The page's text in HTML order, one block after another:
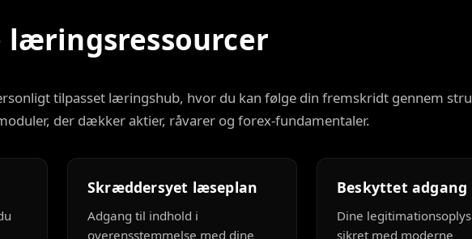
læringsressourcer
tilpasset læringshub, hvor du kan følge din fremskridt gennem
der dækker aktier, råvarer og forex-fundamentaler.
Skræddersyet læseplan
Adgang til indhold i
overensstemmelse med dine
Beskyttet adgang
Dine
sikret med moderne